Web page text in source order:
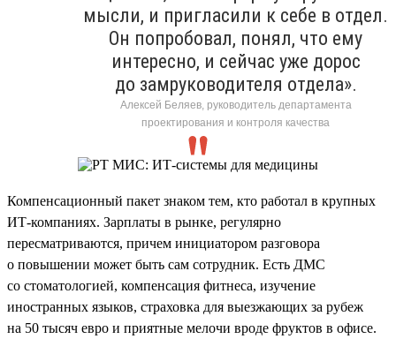
мысли, и пригласили к себе в отдел.
Он попробовал, понял, что ему
интересно, и сейчас уже дорос
до замруководителя отдела».
Алексей Беляев, руководитель департамента
проектирования и контроля качества
Компенсационный пакет знаком тем, кто работал в крупных
ИТ-компаниях. Зарплаты в рынке, регулярно
пересматриваются, причем инициатором разговора
о повышении может быть сам сотрудник. Есть ДМС
со стоматологией, компенсация фитнеса, изучение
иностранных языков, страховка для выезжающих за рубеж
на 50 тысяч евро и приятные мелочи вроде фруктов в офисе.